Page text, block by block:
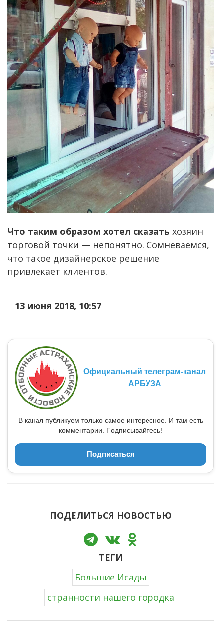
Что таким образом хотел сказать хозяин
торговой точки — непонятно. Сомневаемся,
что такое дизайнерское решение
привлекает клиентов.
13 июня 2018, 10:57
Официальный телеграм-канал
АРБУЗА
В канал публикуем только самое интересное. И там есть
комментарии. Подписывайтесь!
Подписаться
ПОДЕЛИТЬСЯ НОВОСТЬЮ
ТЕГИ
Большие Исады
странности нашего городка